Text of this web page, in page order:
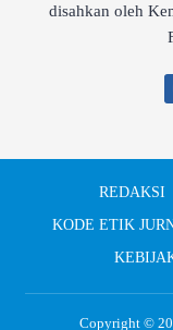
disahkan oleh
REDAKSI
KODE ETIK
Copyright ©